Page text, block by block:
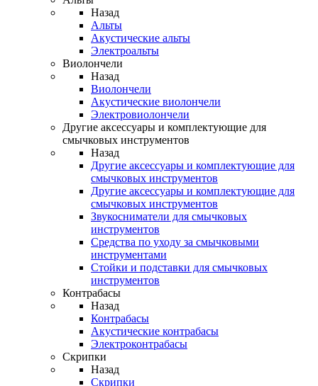
Назад
Альты
Акустические альты
Электроальты
Виолончели
Назад
Виолончели
Акустические виолончели
Электровиолончели
Другие аксессуары и комплектующие для
смычковых инструментов
Назад
Другие аксессуары и комплектующие для
смычковых инструментов
Другие аксессуары и комплектующие для
смычковых инструментов
Звукосниматели для смычковых
инструментов
Средства по уходу за смычковыми
инструментами
Стойки и подставки для смычковых
инструментов
Контрабасы
Назад
Контрабасы
Акустические контрабасы
Электроконтрабасы
Скрипки
Назад
Скрипки